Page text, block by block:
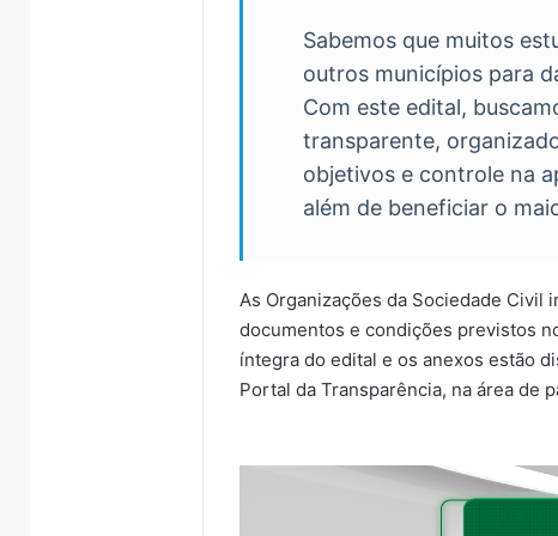
Sabemos que muitos
outros municípios para
Com este edital,
transparente,
objetivos e controle na
além de beneficiar o
As Organizações da Sociedade Civil
documentos e condições previstos
íntegra do edital e os anexos estão
Portal da Transparência, na área de
AMAT
cobra
federal
alternativas
AMAT cobra apoio
para rotas